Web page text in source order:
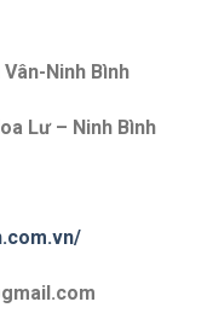
Ninh Bình
Lư – Ninh Bình